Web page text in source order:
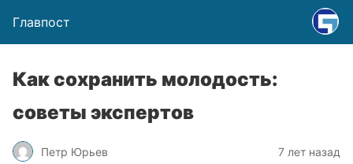
Главпост
Как сохранить молодость:
советы экспертов
Петр Юрьев 7 лет назад